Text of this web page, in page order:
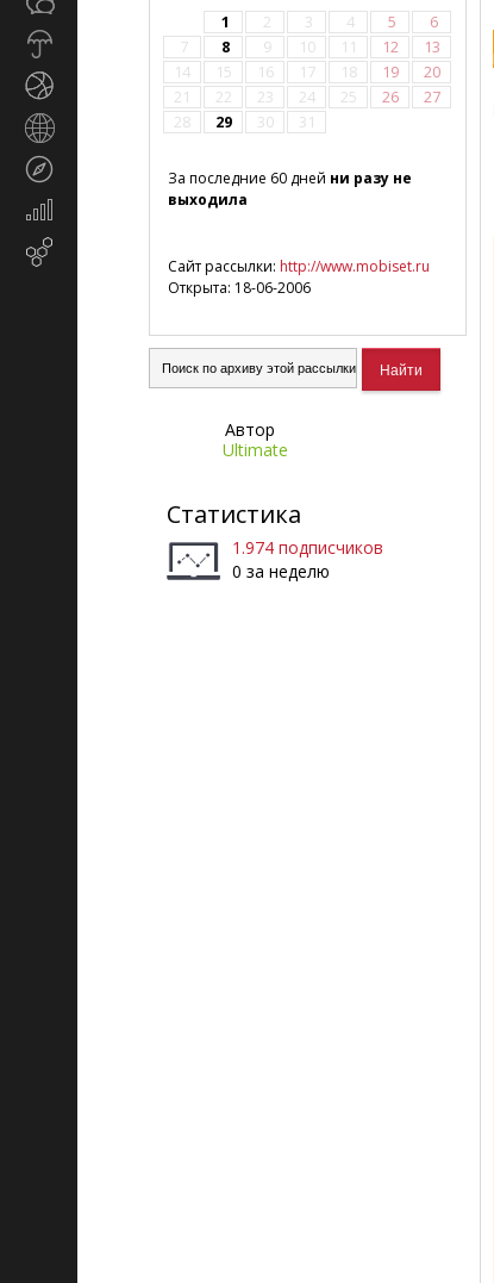
Экономика
маркетинг
1 2 3 4 5
6
7
8 9 10 11 12
13
14
15 16 17 18 19
20
21
22 23 24 25 26
27
28
29 30 31
За последние 60 дней ни разу не
выходила
Сайт рассылки: http://www.mobiset.ru
Открыта: 18-06-2006
Автор
Ultimate
Статистика
1.974 подписчиков
0 за неделю